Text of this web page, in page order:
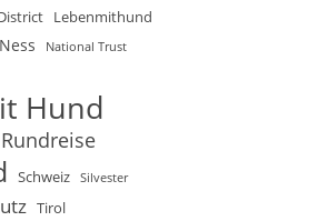
Lebenmithund
National Trust
Hund
Rundreise
Schweiz Silvester
Tirol